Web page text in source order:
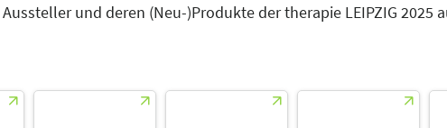
und deren (Neu-)Produkte der therapie LEIPZIG 2025